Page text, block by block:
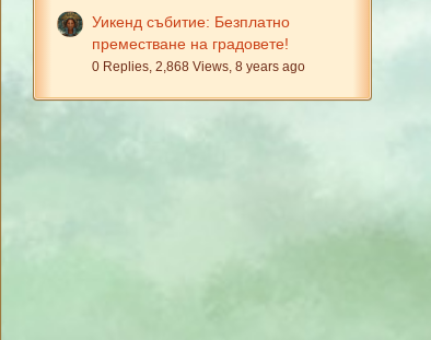
Уикенд събитие: Безплатно
преместване на градовете!
0 Replies, 2,868 Views, 8 years ago